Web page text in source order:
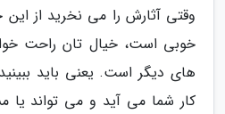
وقتی آثارش را می نخرید از
خوبی است، خیال تان راحت
های دیگر است. یعنی باید
کار شما می آید و می تواند یا